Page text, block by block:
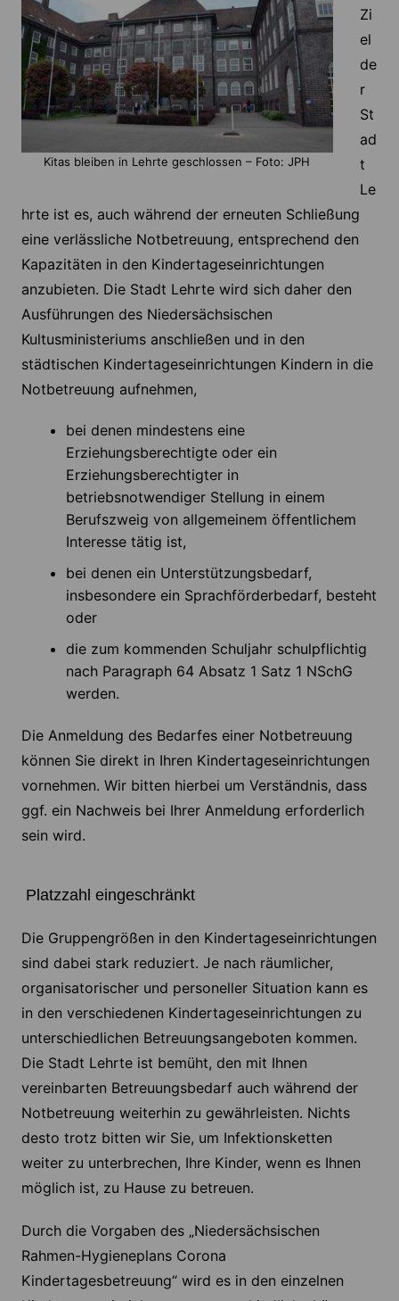
Kitas bleiben in Lehrte geschlossen – Foto: JPH
Zi
el
de
r
St
ad
t
Le
hrte ist es, auch während der erneuten Schließung
eine verlässliche Notbetreuung, entsprechend den
Kapazitäten in den Kindertageseinrichtungen
anzubieten. Die Stadt Lehrte wird sich daher den
Ausführungen des Niedersächsischen
Kultusministeriums anschließen und in den
städtischen Kindertageseinrichtungen Kindern in die
Notbetreuung aufnehmen,
bei denen mindestens eine
Erziehungsberechtigte oder ein
Erziehungsberechtigter in
betriebsnotwendiger Stellung in einem
Berufszweig von allgemeinem öffentlichem
Interesse tätig ist,
bei denen ein Unterstützungsbedarf,
insbesondere ein Sprachförderbedarf, besteht
oder
die zum kommenden Schuljahr schulpflichtig
nach Paragraph 64 Absatz 1 Satz 1 NSchG
werden.
Die Anmeldung des Bedarfes einer Notbetreuung
können Sie direkt in Ihren Kindertageseinrichtungen
vornehmen. Wir bitten hierbei um Verständnis, dass
ggf. ein Nachweis bei Ihrer Anmeldung erforderlich
sein wird.
Platzzahl eingeschränkt
Die Gruppengrößen in den Kindertageseinrichtungen
sind dabei stark reduziert. Je nach räumlicher,
organisatorischer und personeller Situation kann es
in den verschiedenen Kindertageseinrichtungen zu
unterschiedlichen Betreuungsangeboten kommen.
Die Stadt Lehrte ist bemüht, den mit Ihnen
vereinbarten Betreuungsbedarf auch während der
Notbetreuung weiterhin zu gewährleisten. Nichts
desto trotz bitten wir Sie, um Infektionsketten
weiter zu unterbrechen, Ihre Kinder, wenn es Ihnen
möglich ist, zu Hause zu betreuen.
Durch die Vorgaben des „Niedersächsischen
Rahmen-Hygieneplans Corona
Kindertagesbetreuung“ wird es in den einzelnen